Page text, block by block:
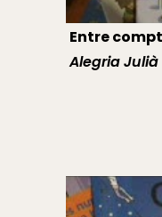
Entre
Alegria Julià